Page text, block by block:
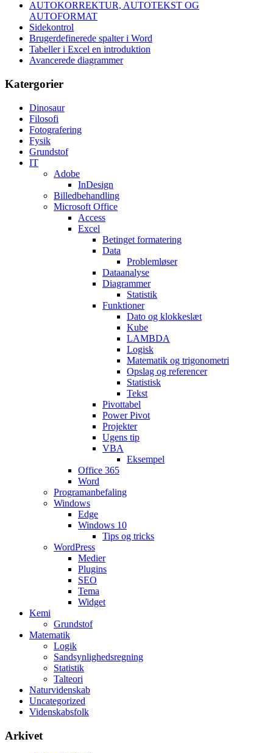
AUTOKORREKTUR, AUTOTEKST OG
AUTOFORMAT
Sidekontrol
Brugerdefinerede spalter i Word
Tabeller i Excel en introduktion
Avancerede diagrammer
Katergorier
Dinosaur
Filosofi
Fotografering
Fysik
Grundstof
IT
Adobe
InDesign
Billedbehandling
Microsoft Office
Access
Excel
Betinget formatering
Data
Problemløser
Dataanalyse
Diagrammer
Statistik
Funktioner
Dato og klokkeslæt
Kube
LAMBDA
Logisk
Matematik og trigonometri
Opslag og referencer
Statistisk
Tekst
Pivottabel
Power Pivot
Projekter
Ugens tip
VBA
Eksempel
Office 365
Word
Programanbefaling
Windows
Edge
Windows 10
Tips og tricks
WordPress
Medier
Plugins
SEO
Tema
Widget
Kemi
Grundstof
Matematik
Logik
Sandsynlighedsregning
Statistik
Talteori
Naturvidenskab
Uncategorized
Videnskabsfolk
Arkivet